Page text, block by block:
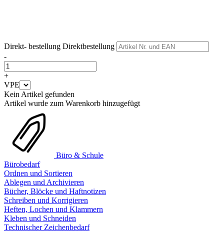
Direkt- bestellung Direktbestellung
-
+
VPE
Kein Artikel gefunden
Artikel wurde zum Warenkorb hinzugefügt
Büro & Schule
Bürobedarf
Ordnen und Sortieren
Ablegen und Archivieren
Bücher, Blöcke und Haftnotizen
Schreiben und Korrigieren
Heften, Lochen und Klammern
Kleben und Schneiden
Technischer Zeichenbedarf